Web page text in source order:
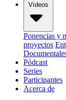
Vídeos
Ponencias y
proyectos
Pódcast
Series
Participantes
Acerca de